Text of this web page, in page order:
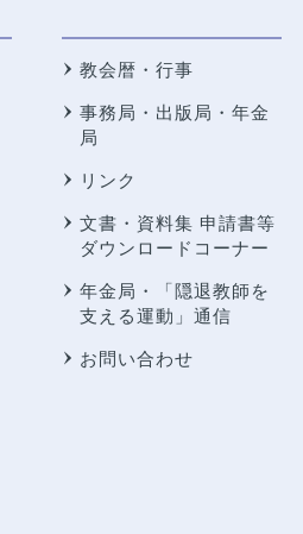
教会暦・行事
事務局・出版局・年金
局
リンク
文書・資料集 申請書等
ダウンロードコーナー
年金局・
「隠退教師を
支える運動」通信
お問い合わせ